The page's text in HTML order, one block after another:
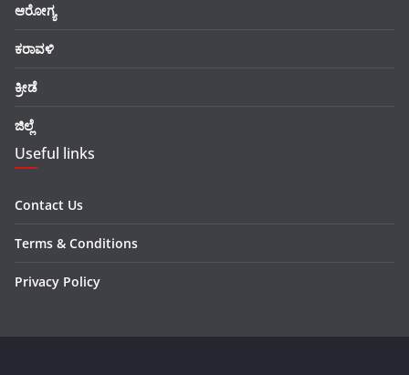
ಆರೋಗ್ಯ
ಕರಾವಳಿ
ಕ್ರೀಡೆ
ಜಿಲ್ಲೆ
Useful links
Contact Us
Terms & Conditions
Privacy Policy